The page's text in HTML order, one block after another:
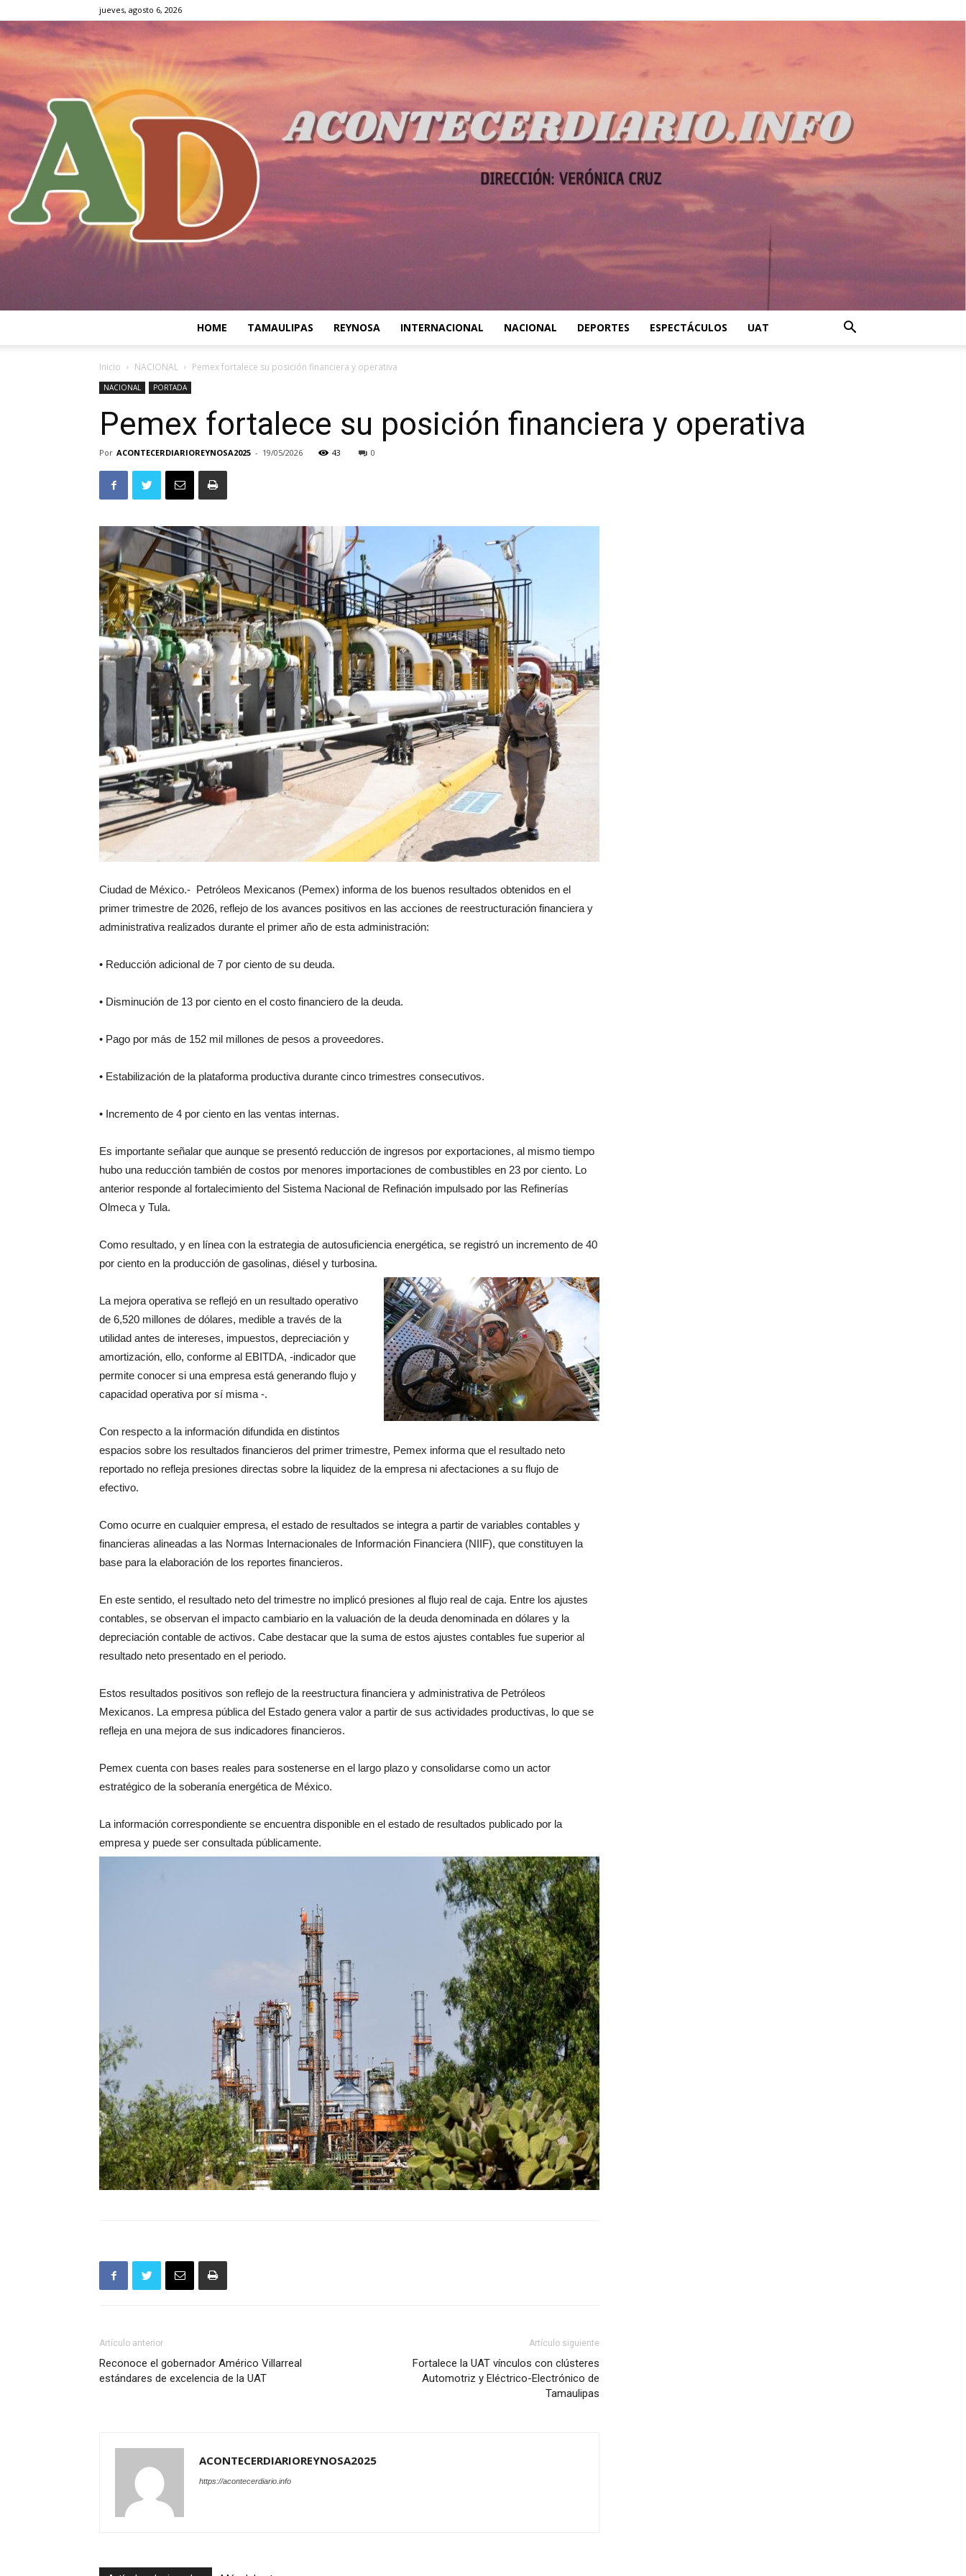
jueves, agosto 6, 2026
HOME TAMAULIPAS REYNOSA INTERNACIONAL NACIONAL DEPORTES ESPECTÁCULOS UAT
Inicio NACIONAL Pemex fortalece su posición financiera y operativa
NACIONAL PORTADA
Pemex fortalece su posición financiera y operativa
Por ACONTECERDIARIOREYNOSA2025 - 19/05/2026 43 0
Ciudad de México.- Petróleos Mexicanos (Pemex) informa de los buenos resultados obtenidos en el
primer trimestre de 2026, reflejo de los avances positivos en las acciones de reestructuración financiera y
administrativa realizados durante el primer año de esta administración:
• Reducción adicional de 7 por ciento de su deuda.
• Disminución de 13 por ciento en el costo financiero de la deuda.
• Pago por más de 152 mil millones de pesos a proveedores.
• Estabilización de la plataforma productiva durante cinco trimestres consecutivos.
• Incremento de 4 por ciento en las ventas internas.
Es importante señalar que aunque se presentó reducción de ingresos por exportaciones, al mismo tiempo
hubo una reducción también de costos por menores importaciones de combustibles en 23 por ciento. Lo
anterior responde al fortalecimiento del Sistema Nacional de Refinación impulsado por las Refinerías
Olmeca y Tula.
Como resultado, y en línea con la estrategia de autosuficiencia energética, se registró un incremento de 40
por ciento en la producción de gasolinas, diésel y turbosina.
La mejora operativa se reflejó en un resultado operativo
de 6,520 millones de dólares, medible a través de la
utilidad antes de intereses, impuestos, depreciación y
amortización, ello, conforme al EBITDA, -indicador que
permite conocer si una empresa está generando flujo y
capacidad operativa por sí misma -.
Con respecto a la información difundida en distintos
espacios sobre los resultados financieros del primer trimestre, Pemex informa que el resultado neto
reportado no refleja presiones directas sobre la liquidez de la empresa ni afectaciones a su flujo de
efectivo.
Como ocurre en cualquier empresa, el estado de resultados se integra a partir de variables contables y
financieras alineadas a las Normas Internacionales de Información Financiera (NIIF), que constituyen la
base para la elaboración de los reportes financieros.
En este sentido, el resultado neto del trimestre no implicó presiones al flujo real de caja. Entre los ajustes
contables, se observan el impacto cambiario en la valuación de la deuda denominada en dólares y la
depreciación contable de activos. Cabe destacar que la suma de estos ajustes contables fue superior al
resultado neto presentado en el periodo.
Estos resultados positivos son reflejo de la reestructura financiera y administrativa de Petróleos
Mexicanos. La empresa pública del Estado genera valor a partir de sus actividades productivas, lo que se
refleja en una mejora de sus indicadores financieros.
Pemex cuenta con bases reales para sostenerse en el largo plazo y consolidarse como un actor
estratégico de la soberanía energética de México.
La información correspondiente se encuentra disponible en el estado de resultados publicado por la
empresa y puede ser consultada públicamente.
Artículo anterior
Reconoce el gobernador Américo Villarreal
estándares de excelencia de la UAT
Artículo siguiente
Fortalece la UAT vínculos con clústeres
Automotriz y Eléctrico-Electrónico de
Tamaulipas
ACONTECERDIARIOREYNOSA2025
https://acontecerdiario.info